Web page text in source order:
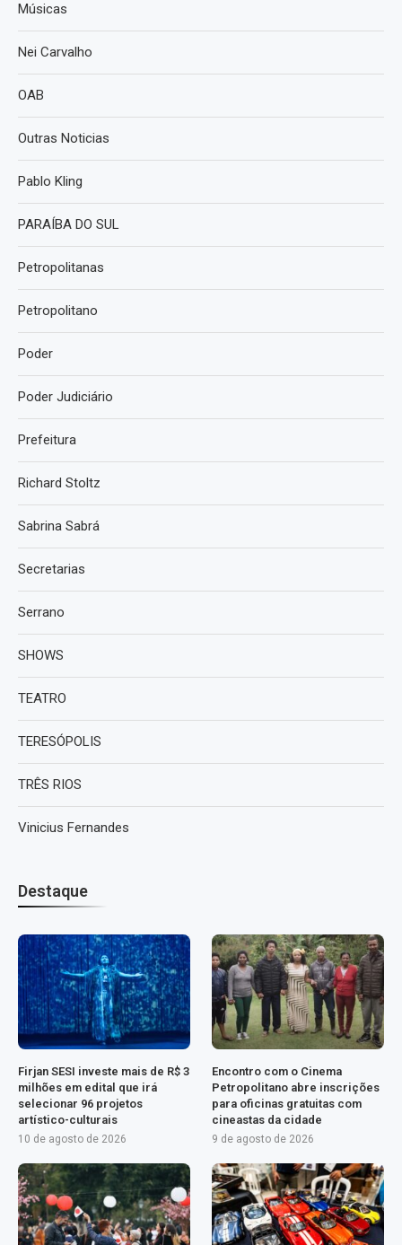
Músicas
Nei Carvalho
OAB
Outras Noticias
Pablo Kling
PARAÍBA DO SUL
Petropolitanas
Petropolitano
Poder
Poder Judiciário
Prefeitura
Richard Stoltz
Sabrina Sabrá
Secretarias
Serrano
SHOWS
TEATRO
TERESÓPOLIS
TRÊS RIOS
Vinicius Fernandes
Destaque
Firjan SESI investe mais de R$ 3
milhões em edital que irá
selecionar 96 projetos
artístico-culturais
10 de agosto de 2026
Encontro com o Cinema
Petropolitano abre inscrições
para oficinas gratuitas com
cineastas da cidade
9 de agosto de 2026